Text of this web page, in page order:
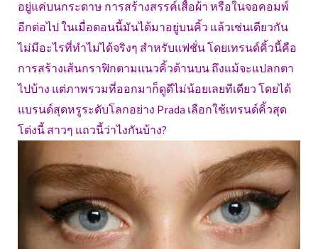
อยู่แค่บนกระดาษ การสร้างสรรค์เสื้อผ้า หรือในจอคอมพ์
อีกต่อไป ในเมื่อตอนนี้มันได้มาอยู่บนคิ้ว แล้วเช่นเดียวกัน
ไม่มีอะไรที่ทำไม่ได้จริงๆ สำหรับแฟชั่น โดยเทรนด์คิ้วนี้คือ
การสร้างเส้นกราฟิกตามแนวคิ้วด้านบน ถึงแม้จะแปลกตา
ไปบ้าง แต่ภาพรวมที่ออกมาก็ดูดีไม่น้อยเลยทีเดียว โดยได้
แบรนด์สุดหรูระดับโลกอย่าง Prada เลือกใช้เทรนด์คิ้วสุด
โต่งนี้ สาวๆ แถวนี้ว่าไงกันบ้าง?